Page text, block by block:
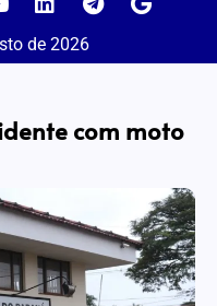
de 2026
com moto